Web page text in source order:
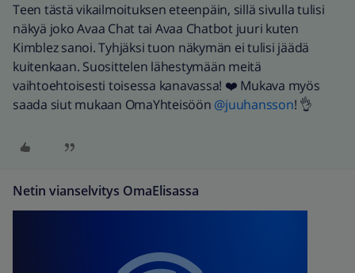
Teen tästä vikailmoituksen eteenpäin, sillä sivulla tulisi
näkyä joko Avaa Chat tai Avaa Chatbot juuri kuten
Kimblez sanoi. Tyhjäksi tuon näkymän ei tulisi jäädä
kuitenkaan. Suosittelen lähestymään meitä
vaihtoehtoisesti toisessa kanavassa! ❤️ Mukava myös
saada siut mukaan OmaYhteisöön ​ @juuhansson! 👌
Netin vianselvitys OmaElisassa